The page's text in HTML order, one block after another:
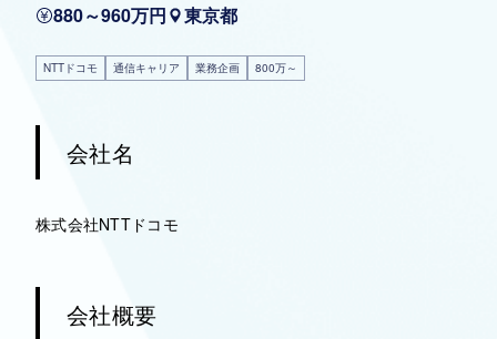
880～960万円 東京都
NTTドコモ 通信キャリア 業務企画 800万～
会社名
株式会社NTTドコモ
会社概要